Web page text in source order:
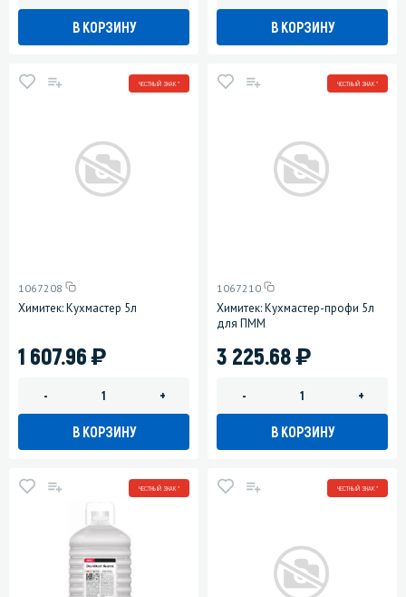
В КОРЗИНУ В КОРЗИНУ
ЧЕСТНЫЙ ЗНАК *
1067208
Химитек: Кухмастер 5л
1 607.96)
- +
В КОРЗИНУ
ЧЕСТНЫЙ ЗНАК *
1067210
Химитек: Кухмастер-профи 5л
для ПММ
3 225.68)
- +
В КОРЗИНУ
ЧЕСТНЫЙ ЗНАК * ЧЕСТНЫЙ ЗНАК *